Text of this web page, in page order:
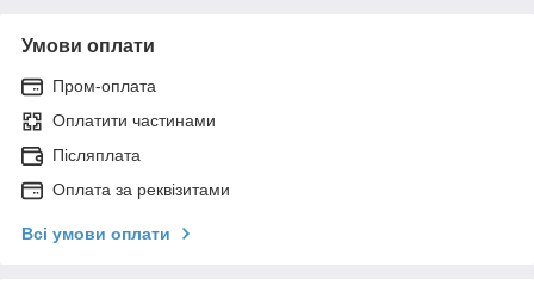
Умови оплати
Пром-оплата
Оплатити частинами
Післяплата
Оплата за реквізитами
Всі умови оплати